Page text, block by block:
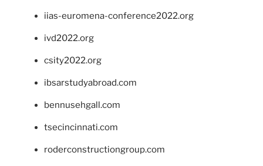
iias-euromena-conference2022.org
ivd2022.org
csity2022.org
ibsarstudyabroad.com
bennusehgall.com
tsecincinnati.com
roderconstructiongroup.com